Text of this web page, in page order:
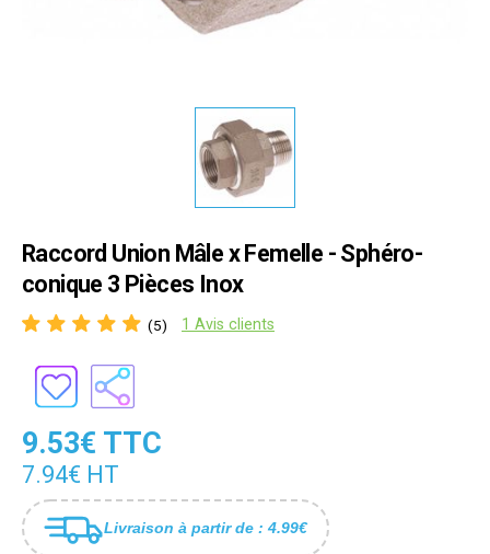
Raccord Union Mâle x Femelle - Sphéro-
conique 3 Pièces Inox
(5) 1 Avis clients
9.53€ TTC
7.94€ HT
Livraison à partir de : 4.99€